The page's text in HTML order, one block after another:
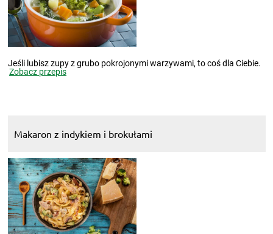
Jeśli lubisz zupy z grubo pokrojonymi warzywami, to coś dla Ciebie.
Zobacz przepis
Makaron z indykiem i brokułami